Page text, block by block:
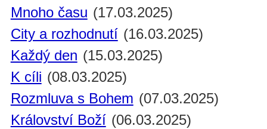
Mnoho času (17.03.2025)
City a rozhodnutí (16.03.2025)
Každý den (15.03.2025)
K cíli (08.03.2025)
Rozmluva s Bohem (07.03.2025)
Království Boží (06.03.2025)